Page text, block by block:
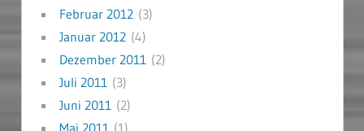
Februar 2012(3)
Januar 2012(4)
Dezember 2011 (2)
Juli 2011 (3)
Juni 2011 (2)
Mai 2011 (1)